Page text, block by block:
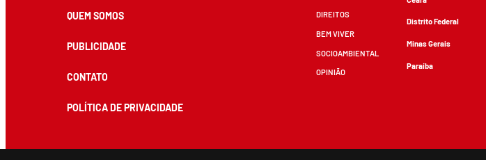
QUEM SOMOS
PUBLICIDADE
CONTATO
POLÍTICA DE PRIVACIDADE
DIREITOS
BEM VIVER
SOCIOAMBIENTAL
OPINIÃO
Distrito Federal
Minas Gerais
Paraíba